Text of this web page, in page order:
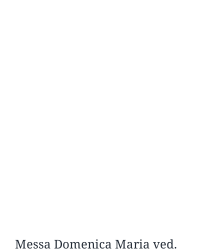
Messa Domenica Maria ved.